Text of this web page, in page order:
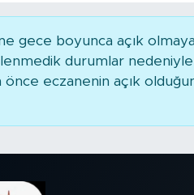
gece boyunca açık
durumlar
önce eczanenin açık